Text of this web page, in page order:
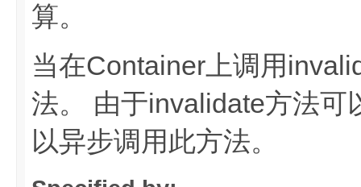
算。
当在Container上调用
法。
由于invalidate方法可
以异步调用此方法。